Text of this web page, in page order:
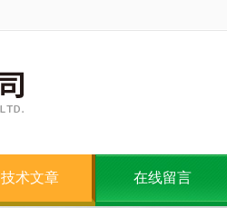
技术文章 在线留言